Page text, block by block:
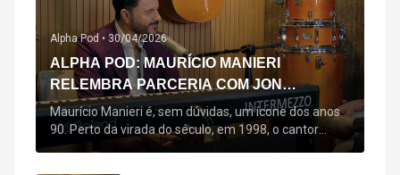
Alpha Pod • 30/04/2026
ALPHA POD: MAURÍCIO MANIERI
RELEMBRA PARCERIA COM JON
SECADA, ORIGEM DE "BEM QUERER" E
MAIS
Maurício Manieri é, sem dúvidas, um ícone dos anos
90. Perto da virada do século, em 1998, o cantor
estreou oficialmente com o seu primeiro disco, "A